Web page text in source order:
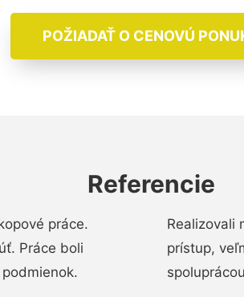
POŽIADAŤ O CENOVÚ
Referencie
práce.
Práce boli
Realizovali
prístup,